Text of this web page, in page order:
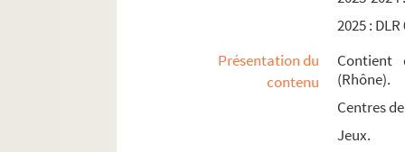
2025 :
Présentation du
contenu
Contient
(Rhône).
Centres
Jeux.